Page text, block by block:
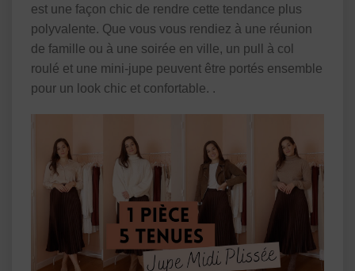
est une façon chic de rendre cette tendance plus
polyvalente. Que vous vous rendiez à une réunion
de famille ou à une soirée en ville, un pull à col
roulé et une mini-jupe peuvent être portés ensemble
pour un look chic et confortable. .